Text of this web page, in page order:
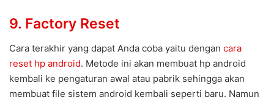
9. Factory Reset
Cara terakhir yang dapat Anda coba yaitu dengan cara
reset hp android. Metode ini akan membuat hp android
kembali ke pengaturan awal atau pabrik sehingga akan
membuat file sistem android kembali seperti baru. Namun